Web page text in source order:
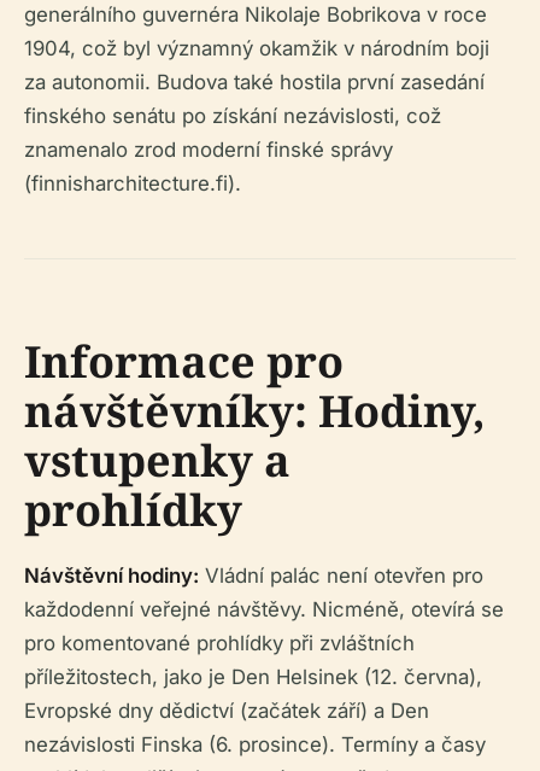
generálního guvernéra Nikolaje Bobrikova v roce
1904, což byl významný okamžik v národním boji
za autonomii. Budova také hostila první zasedání
finského senátu po získání nezávislosti, což
znamenalo zrod moderní finské správy
(finnisharchitecture.fi).
Informace pro
návštěvníky: Hodiny,
vstupenky a
prohlídky
Návštěvní hodiny: Vládní palác není otevřen pro
každodenní veřejné návštěvy. Nicméně, otevírá se
pro komentované prohlídky při zvláštních
příležitostech, jako je Den Helsinek (12. června),
Evropské dny dědictví (začátek září) a Den
nezávislosti Finska (6. prosince). Termíny a časy